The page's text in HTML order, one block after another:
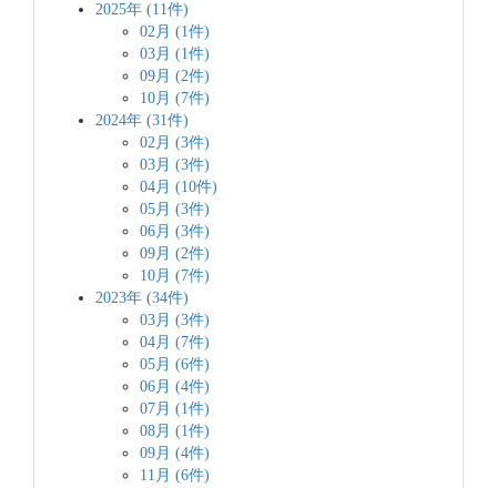
2025年 (11件)
02月 (1件)
03月 (1件)
09月 (2件)
10月 (7件)
2024年 (31件)
02月 (3件)
03月 (3件)
04月 (10件)
05月 (3件)
06月 (3件)
09月 (2件)
10月 (7件)
2023年 (34件)
03月 (3件)
04月 (7件)
05月 (6件)
06月 (4件)
07月 (1件)
08月 (1件)
09月 (4件)
11月 (6件)